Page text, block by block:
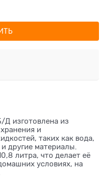
изготовлена из
и
таких как вода,
другие материалы.
литра, что делает её
условиях, на